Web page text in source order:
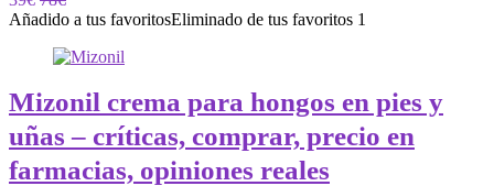
Añadido a tus favoritosEliminado de tus favoritos 1
Mizonil crema para hongos en pies y
uñas – críticas, comprar, precio en
farmacias, opiniones reales